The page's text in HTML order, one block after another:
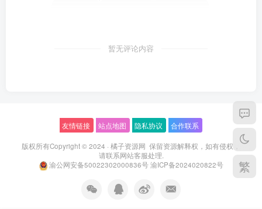
暂无评论内容
友情链接 站点地图 隐私协议 合作联系
版权所有Copyright © 2024 · 橘子资源网 保留资源解释权，如有侵权，
请联系网站客服处理.
渝公网安备50022302000836号 渝ICP备2024020822号 繁